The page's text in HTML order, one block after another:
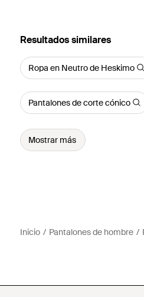
Resultados similares
Ropa en Neutro de Heskimo
Pantalones de corte cónico
Mostrar más
Inicio Pantalones de hombre